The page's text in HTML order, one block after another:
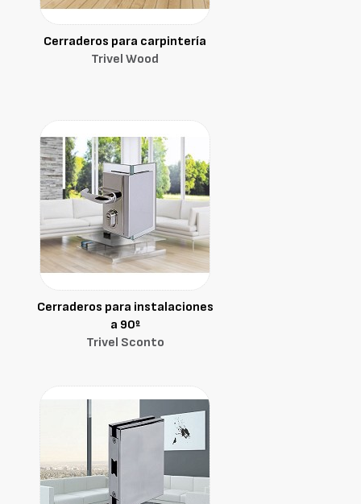
Cerraderos para carpintería
Trivel Wood
Cerraderos para instalaciones
a 90º
Trivel Sconto